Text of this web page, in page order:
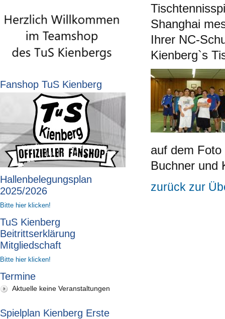
Fanshop TuS Kienberg
Hallenbelegungsplan
2025/2026
Bitte hier klicken!
TuS Kienberg
Beitrittserklärung
Mitgliedschaft
Bitte hier klicken!
Termine
Aktuelle keine Veranstaltungen
Spielplan Kienberg Erste
Shanghai
Ihrer NC-
Kienberg`s
auf dem
Buchner und
zurück zur